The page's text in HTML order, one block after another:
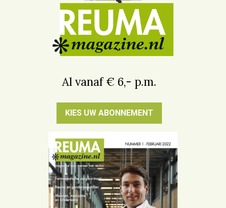
Al vanaf € 6,- p.m.
KIES UW ABONNEMENT